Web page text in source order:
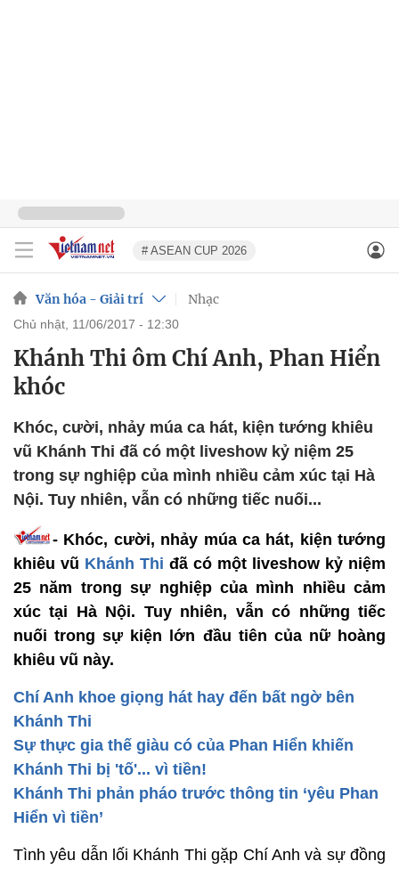
# ASEAN CUP 2026
Văn hóa - Giải trí Nhạc
chủ nhật, 11/06/2017 - 12:30
Khánh Thi ôm Chí Anh, Phan Hiển
khóc
Khóc, cười, nhảy múa ca hát, kiện tướng khiêu
vũ Khánh Thi đã có một liveshow kỷ niệm 25
trong sự nghiệp của mình nhiều cảm xúc tại Hà
Nội. Tuy nhiên, vẫn có những tiếc nuối...
- Khóc, cười, nhảy múa ca hát, kiện tướng
khiêu vũ Khánh Thi đã có một liveshow kỷ niệm
25 năm trong sự nghiệp của mình nhiều cảm
xúc tại Hà Nội. Tuy nhiên, vẫn có những tiếc
nuối trong sự kiện lớn đầu tiên của nữ hoàng
khiêu vũ này.
Chí Anh khoe giọng hát hay đến bất ngờ bên
Khánh Thi
Sự thực gia thế giàu có của Phan Hiển khiến
Khánh Thi bị 'tố'... vì tiền!
Khánh Thi phản pháo trước thông tin ‘yêu Phan
Hiển vì tiền’
Tình yêu dẫn lối Khánh Thi gặp Chí Anh và sự đồng